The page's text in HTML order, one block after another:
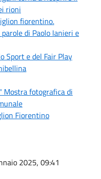
rioni
fiorentino.
di Paolo Ianieri e
Sport e del Fair Play
Mostra fotografica di
Fiorentino
2025, 09:41